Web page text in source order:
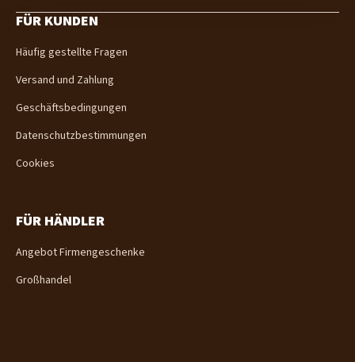
FÜR KUNDEN
Häufig gestellte Fragen
Versand und Zahlung
Geschäftsbedingungen
Datenschutzbestimmungen
Cookies
FÜR HÄNDLER
Angebot Firmengeschenke
Großhandel